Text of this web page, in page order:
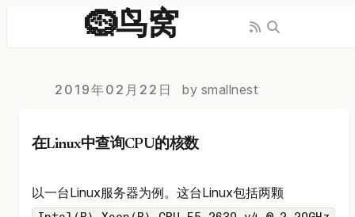
🪹鸟窝
2019年02月22日 by smallnest
在Linux中查询CPU的核数
以一台Linux服务器为例。这台Linux包括两颗